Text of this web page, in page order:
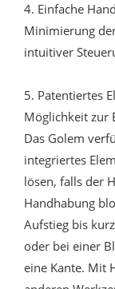
4. Einfache
Minimierung
intuitiver
5. Patentiertes
Möglichkeit zur
Das Golem
integriertes
lösen, falls der
Handhabung
Aufstieg bis
oder bei einer
eine Kante. Mit